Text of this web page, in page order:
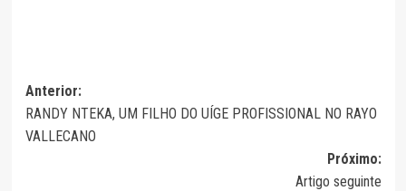
Navegação
de
Anterior:
RANDY NTEKA, UM FILHO DO UÍGE PROFISSIONAL NO RAYO
VALLECANO
Próximo:
Artigo seguinte